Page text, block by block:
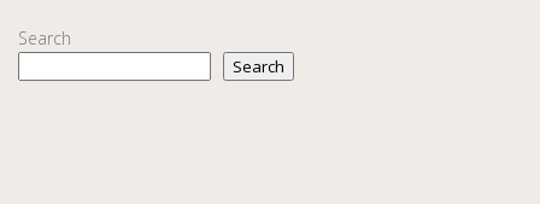
Search
Search